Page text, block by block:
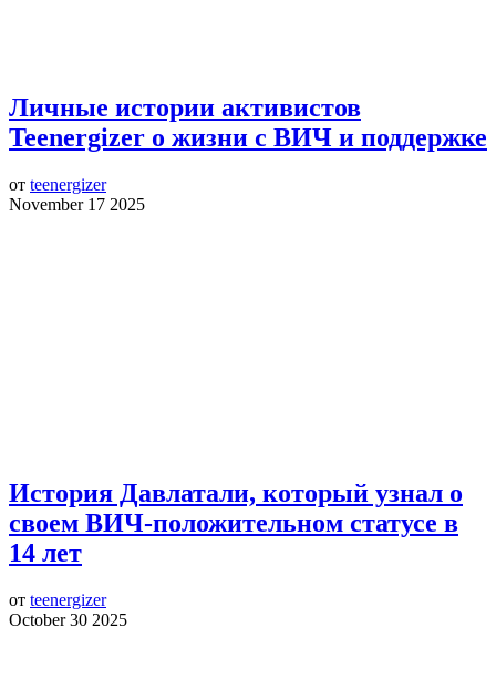
Личные истории активистов
Teenergizer о жизни с ВИЧ и поддержке
от teenergizer
November 17 2025
История Давлатали, который узнал о
своем ВИЧ-положительном статусе в
14 лет
от teenergizer
October 30 2025